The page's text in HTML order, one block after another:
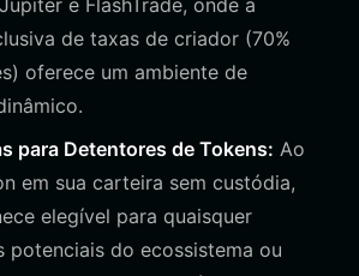
e FlashTrade, onde a
de taxas de criador (70%
oferece um ambiente de
para Detentores de Tokens: Ao
em sua carteira sem custódia,
elegível para quaisquer
potenciais do ecossistema ou